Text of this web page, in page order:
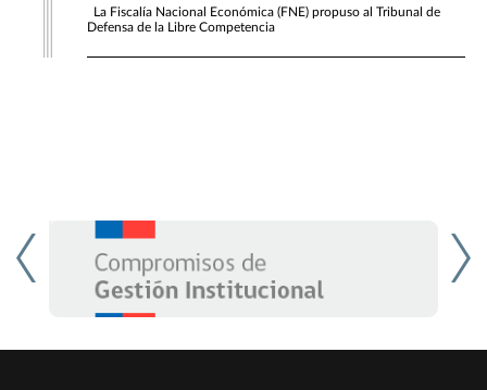
La Fiscalía Nacional Económica (FNE) propuso al Tribunal de
Defensa de la Libre Competencia